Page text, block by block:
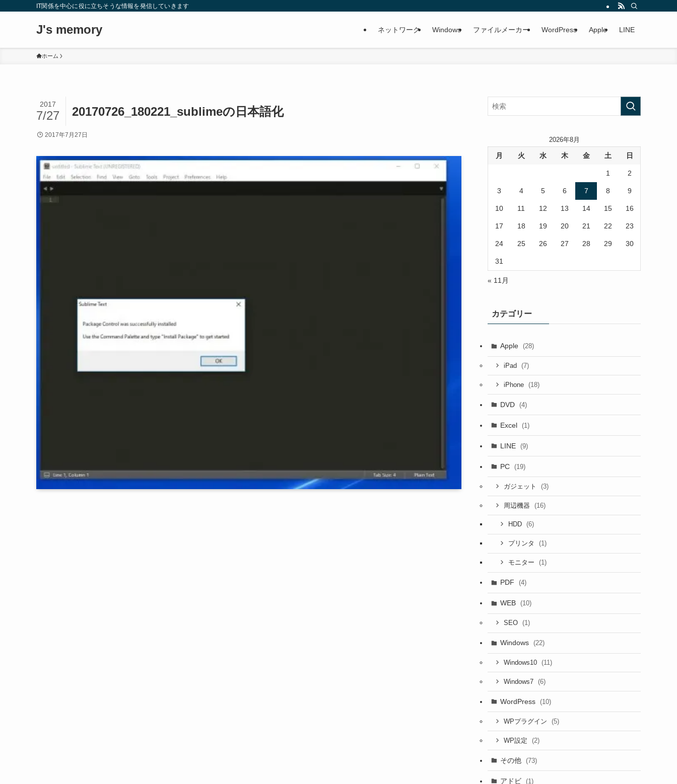
IT関係を中心に役に立ちそうな情報を発信していきます
J's memory ネットワーク Windows ファイルメーカー WordPress Apple LINE
ホーム
20170726_180221_sublimeの日本語化
2017
7/27
2017年7月27日
2026年8月
月 火 水 木 金 土 日
1 2
3 4 5 6 7 8 9
10 11 12 13 14 15 16
17 18 19 20 21 22 23
24 25 26 27 28 29 30
31
« 11月
カテゴリー
Apple (28)
iPad (7)
iPhone (18)
DVD (4)
Excel (1)
LINE (9)
PC (19)
ガジェット (3)
周辺機器 (16)
HDD (6)
プリンタ (1)
モニター (1)
PDF (4)
WEB (10)
SEO (1)
Windows (22)
Windows10 (11)
Windows7 (6)
WordPress (10)
WPプラグイン (5)
WP設定 (2)
その他 (73)
アドビ (1)